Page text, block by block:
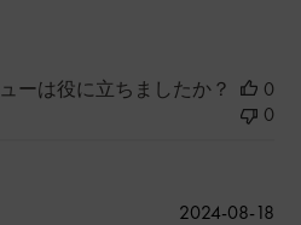
ーは役に立ちましたか？
0
0
公
2024-08-18